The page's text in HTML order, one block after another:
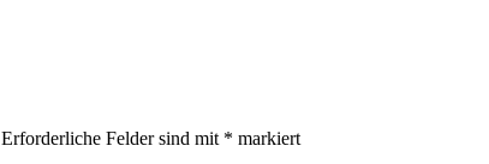
Erforderliche Felder sind mit * markiert